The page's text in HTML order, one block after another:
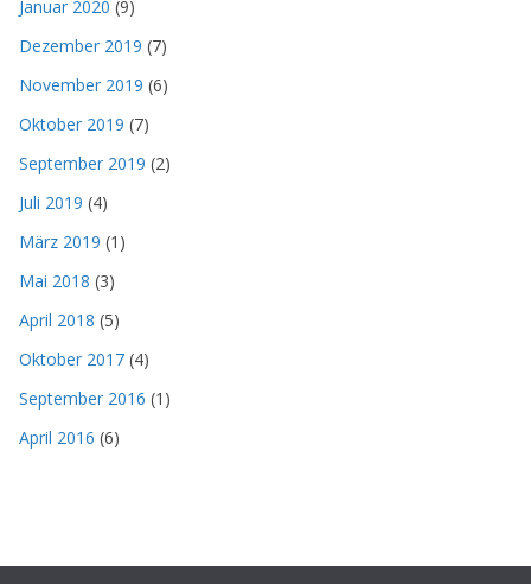
Januar 2020 (9)
Dezember 2019 (7)
November 2019 (6)
Oktober 2019 (7)
September 2019 (2)
Juli 2019 (4)
März 2019 (1)
Mai 2018 (3)
April 2018 (5)
Oktober 2017 (4)
September 2016 (1)
April 2016 (6)